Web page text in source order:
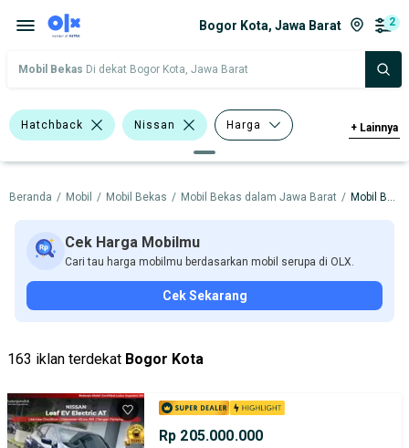
Bogor Kota, Jawa Barat 2
Mobil Bekas Di dekat Bogor Kota, Jawa Barat
Hatchback Nissan Harga
Merek Dan Model Tahun
Tipe Bodi Tipe Membership
+ Lainnya
Beranda / Mobil / Mobil Bekas / Mobil Bekas dalam Jawa Barat / Mobil Bekas dalam Bogor Kota
Cek Harga Mobilmu
Cari tau harga mobilmu berdasarkan mobil serupa di OLX.
Cek Sekarang
163 iklan terdekat Bogor Kota
Rp 205.000.000